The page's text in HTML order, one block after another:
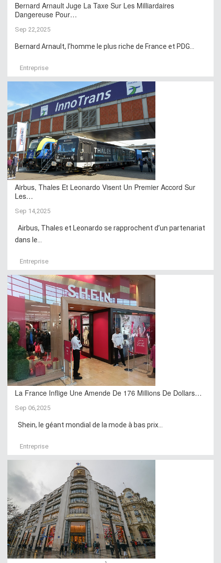
Bernard Arnault Juge La Taxe Sur Les Milliardaires
Dangereuse Pour…
Sep 22,2025
Bernard Arnault, l’homme le plus riche de France et PDG...
Entreprise
Airbus, Thales Et Leonardo Visent Un Premier Accord Sur
Les…
Sep 14,2025
Airbus, Thales et Leonardo se rapprochent d’un partenariat
dans le...
Entreprise
La France Inflige Une Amende De 176 Millions De Dollars…
Sep 06,2025
Shein, le géant mondial de la mode à bas prix...
Entreprise